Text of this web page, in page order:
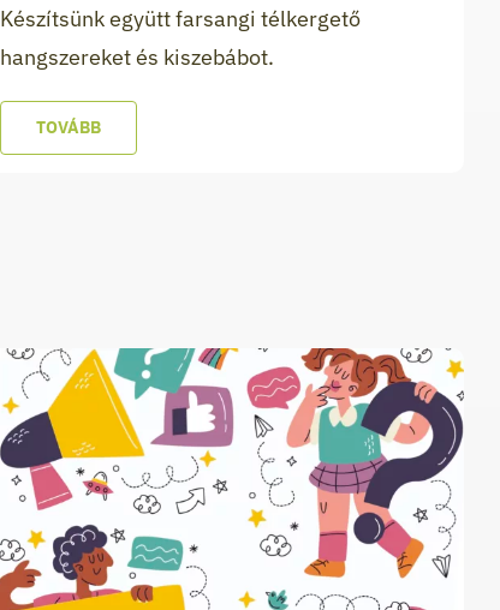
Készítsünk együtt farsangi télkergető
hangszereket és kiszebábot.
TOVÁBB